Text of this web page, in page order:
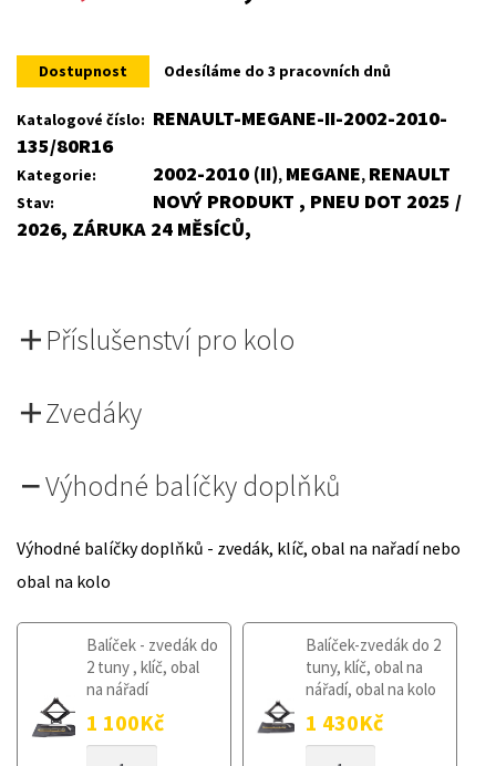
was:
4
is:
3
Dostupnost Odesíláme do 3 pracovních dnů
Katalogové číslo: RENAULT-MEGANE-II-2002-2010-
135/80R16
Kategorie: 2002-2010 (II), MEGANE, RENAULT
Stav:
NOVÝ PRODUKT , PNEU DOT 2025 /
2026, ZÁRUKA 24 MĚSÍCŮ,
Příslušenství pro kolo
Zvedáky
Výhodné balíčky doplňků
Výhodné balíčky doplňků - zvedák, klíč, obal na nařadí nebo
obal na kolo
Balíček - zvedák do
2 tuny , klíč, obal
na nářadí
1 100Kč
Balíček-zvedák do 2
tuny, klíč, obal na
nářadí, obal na kolo
1 430Kč